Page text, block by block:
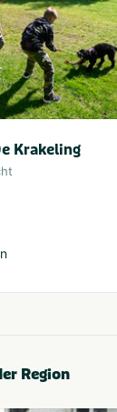
Krakeling
Region